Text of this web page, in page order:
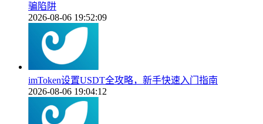
骗陷阱
2026-08-06 19:52:09
imToken设置USDT全攻略，新手快速入门指南
2026-08-06 19:04:12